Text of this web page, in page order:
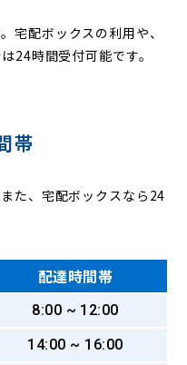
宅配ボックスの利用や、
24時間受付可能です。
帯
た、宅配ボックスなら24
配達時間帯
8:00 ~ 12:00
14:00 ~ 16:00